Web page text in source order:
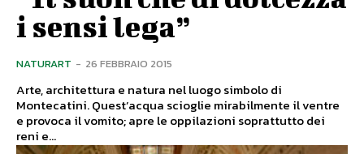
i sensi lega”
NATURART - 26 FEBBRAIO 2015
Arte, architettura e natura nel luogo simbolo di
Montecatini. Quest’acqua scioglie mirabilmente il ventre
e provoca il vomito; apre le oppilazioni soprattutto dei
reni e...